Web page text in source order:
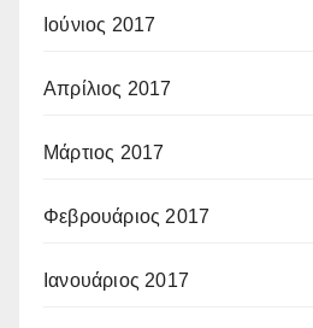
Ιούνιος 2017
Απρίλιος 2017
Μάρτιος 2017
Φεβρουάριος 2017
Ιανουάριος 2017